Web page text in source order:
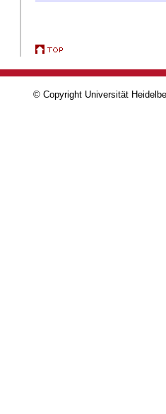
© Copyright Universität